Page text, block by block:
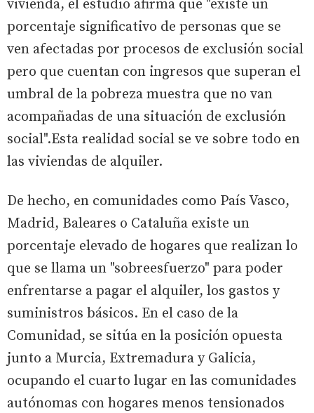
vivienda, el estudio afirma que "existe un
porcentaje significativo de personas que se
ven afectadas por procesos de exclusión social
pero que cuentan con ingresos que superan el
umbral de la pobreza muestra que no van
acompañadas de una situación de exclusión
social".Esta realidad social se ve sobre todo en
las viviendas de alquiler.
De hecho, en comunidades como País Vasco,
Madrid, Baleares o Cataluña existe un
porcentaje elevado de hogares que realizan lo
que se llama un "sobreesfuerzo" para poder
enfrentarse a pagar el alquiler, los gastos y
suministros básicos. En el caso de la
Comunidad, se sitúa en la posición opuesta
junto a Murcia, Extremadura y Galicia,
ocupando el cuarto lugar en las comunidades
autónomas con hogares menos tensionados